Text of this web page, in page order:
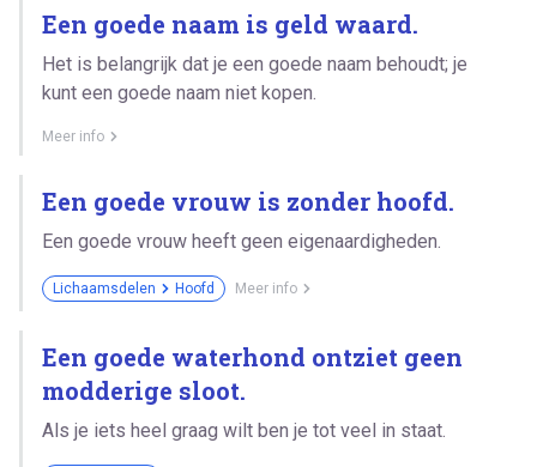
Een goede naam is geld waard.
Het is belangrijk dat je een goede naam behoudt; je
kunt een goede naam niet kopen.
Meer info
Een goede vrouw is zonder hoofd.
Een goede vrouw heeft geen eigenaardigheden.
Lichaamsdelen Hoofd Meer info
Een goede waterhond ontziet geen
modderige sloot.
Als je iets heel graag wilt ben je tot veel in staat.